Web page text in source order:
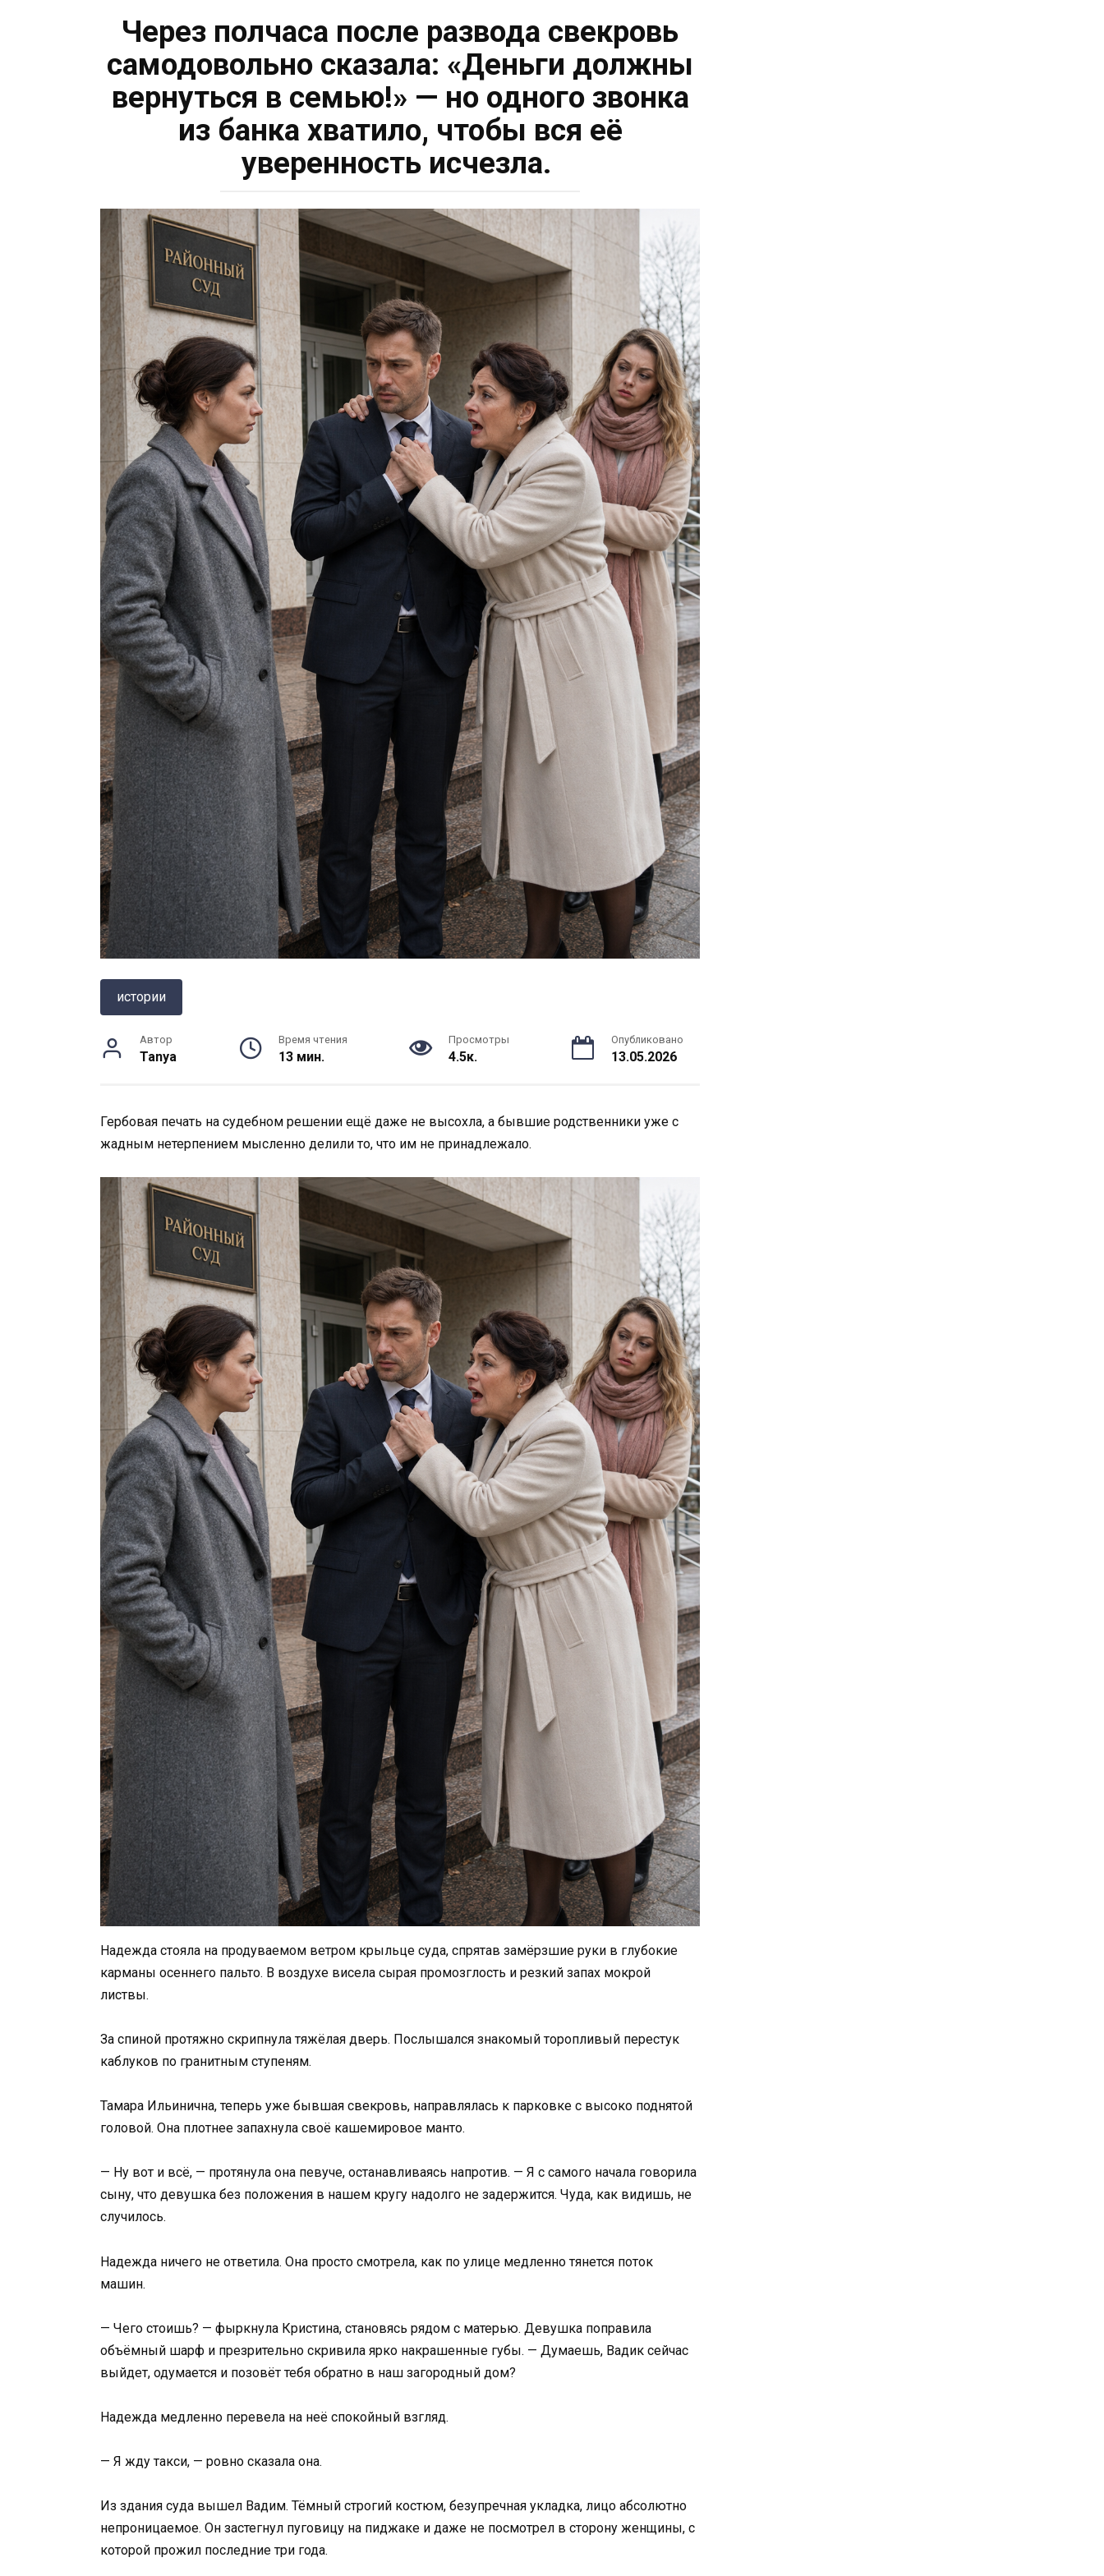
Через полчаса после развода свекровь
самодовольно сказала: «Деньги должны
вернуться в семью!» — но одного звонка
из банка хватило, чтобы вся её
уверенность исчезла.
истории
Автор
Tanya
Время чтения
13 мин.
Просмотры
4.5к.
Опубликовано
13.05.2026
Гербовая печать на судебном решении ещё даже не высохла, а бывшие родственники уже с
жадным нетерпением мысленно делили то, что им не принадлежало.
Надежда стояла на продуваемом ветром крыльце суда, спрятав замёрзшие руки в глубокие
карманы осеннего пальто. В воздухе висела сырая промозглость и резкий запах мокрой
листвы.
За спиной протяжно скрипнула тяжёлая дверь. Послышался знакомый торопливый перестук
каблуков по гранитным ступеням.
Тамара Ильинична, теперь уже бывшая свекровь, направлялась к парковке с высоко поднятой
головой. Она плотнее запахнула своё кашемировое манто.
— Ну вот и всё, — протянула она певуче, останавливаясь напротив. — Я с самого начала говорила
сыну, что девушка без положения в нашем кругу надолго не задержится. Чуда, как видишь, не
случилось.
Надежда ничего не ответила. Она просто смотрела, как по улице медленно тянется поток
машин.
— Чего стоишь? — фыркнула Кристина, становясь рядом с матерью. Девушка поправила
объёмный шарф и презрительно скривила ярко накрашенные губы. — Думаешь, Вадик сейчас
выйдет, одумается и позовёт тебя обратно в наш загородный дом?
Надежда медленно перевела на неё спокойный взгляд.
— Я жду такси, — ровно сказала она.
Из здания суда вышел Вадим. Тёмный строгий костюм, безупречная укладка, лицо абсолютно
непроницаемое. Он застегнул пуговицу на пиджаке и даже не посмотрел в сторону женщины, с
которой прожил последние три года.